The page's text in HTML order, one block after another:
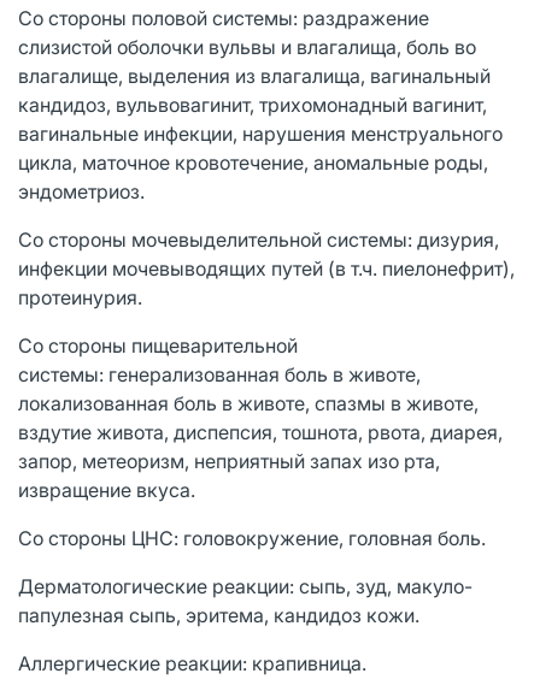
Со стороны половой системы: раздражение
слизистой оболочки вульвы и влагалища, боль во
влагалище, выделения из влагалища, вагинальный
кандидоз, вульвовагинит, трихомонадный вагинит,
вагинальные инфекции, нарушения менструального
цикла, маточное кровотечение, аномальные роды,
эндометриоз.
Со стороны мочевыделительной системы: дизурия,
инфекции мочевыводящих путей (в т.ч. пиелонефрит),
протеинурия.
Со стороны пищеварительной
системы: генерализованная боль в животе,
локализованная боль в животе, спазмы в животе,
вздутие живота, диспепсия, тошнота, рвота, диарея,
запор, метеоризм, неприятный запах изо рта,
извращение вкуса.
Со стороны ЦНС: головокружение, головная боль.
Дерматологические реакции: сыпь, зуд, макуло-
папулезная сыпь, эритема, кандидоз кожи.
Аллергические реакции: крапивница.